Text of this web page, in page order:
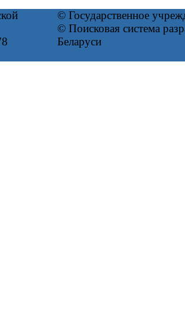
© Государственное
© Поисковая система
Беларуси